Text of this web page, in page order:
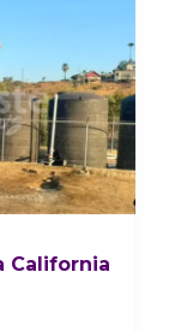
California